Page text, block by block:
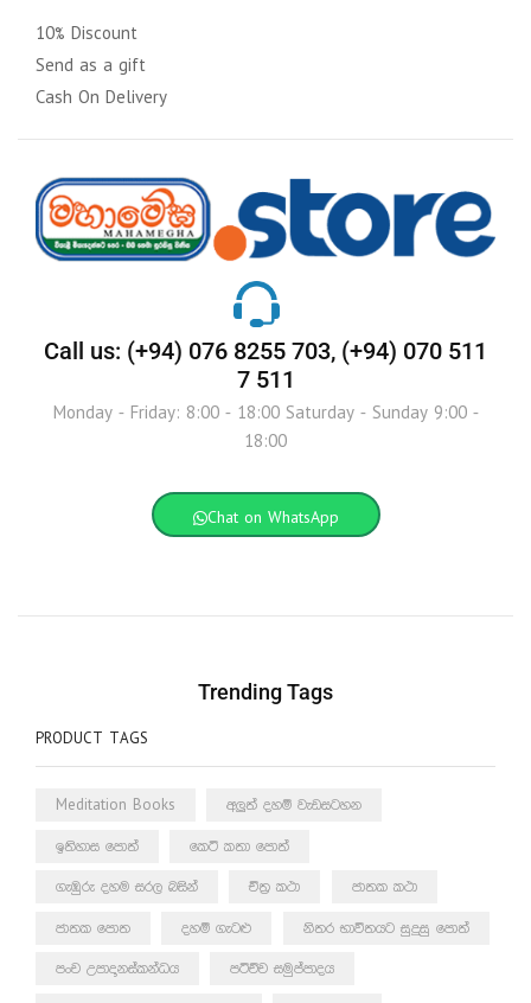
10% Discount
Send as a gift
Cash On Delivery
Call us: (+94) 076 8255 703, (+94) 070 511
7 511
Monday - Friday: 8:00 - 18:00 Saturday - Sunday 9:00 -
18:00
Chat on WhatsApp
Trending Tags
PRODUCT TAGS
Meditation Books අලුත් දහම් වැඩසටහන
ඉතිහාස පොත් කෙටි කතා පොත්
ගැඹුරු දහම සරල බසින් චිත්‍ර කථා ජාතක කථා
ජාතක පොත දහම් ගැටළු නිතර භාවිතයට සුදුසු පොත්
පංච උපාදානස්කන්ධය පටිච්ච සමුප්පාදය